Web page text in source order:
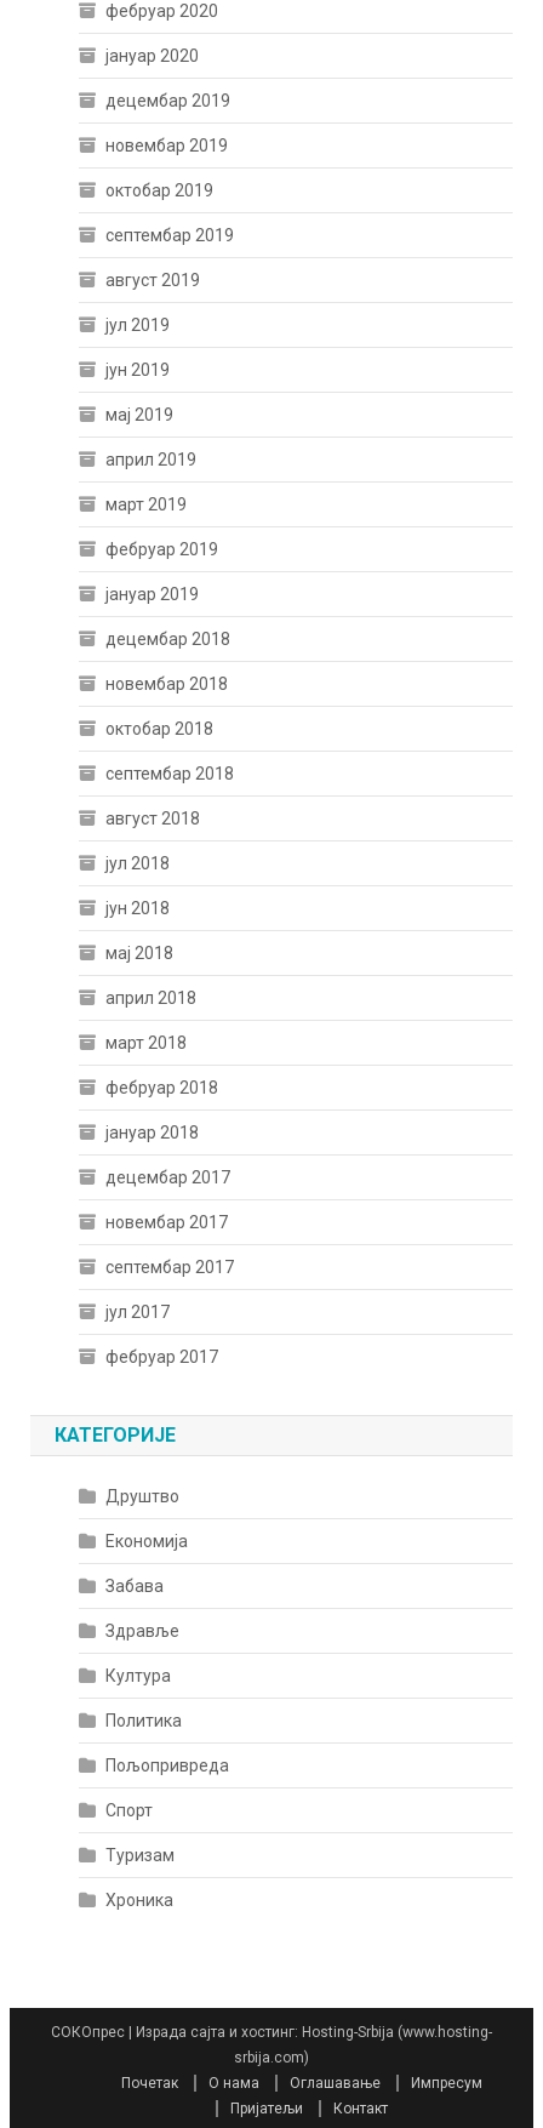
фебруар 2020
јануар 2020
децембар 2019
новембар 2019
октобар 2019
септембар 2019
август 2019
јул 2019
јун 2019
мај 2019
април 2019
март 2019
фебруар 2019
јануар 2019
децембар 2018
новембар 2018
октобар 2018
септембар 2018
август 2018
јул 2018
јун 2018
мај 2018
април 2018
март 2018
фебруар 2018
јануар 2018
децембар 2017
новембар 2017
септембар 2017
јул 2017
фебруар 2017
КАТЕГОРИЈЕ
Друштво
Економија
Забава
Здравље
Култура
Политика
Пољопривреда
Спорт
Туризам
Хроника
СОКОпрес
Израда сајта и хостинг: Hosting-Srbija (www.hosting-
srbija.com)
Почетак
О нама Оглашавање
Импресум
Пријатељи
Контакт